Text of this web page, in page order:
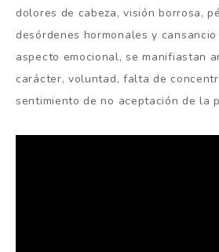
dolores de cabeza, visión borrosa,
desórdenes hormonales y
aspecto emocional, se manifiastan
carácter, voluntad, falta de
sentimiento de no aceptación de la